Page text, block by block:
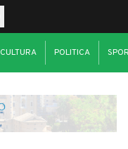
CULTURA POLITICA